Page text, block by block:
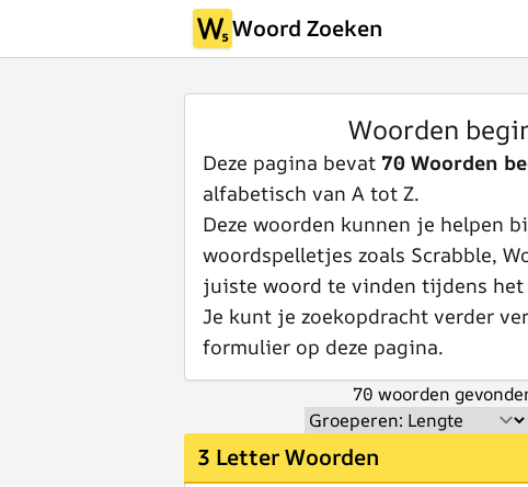
Woord Zoeken
Woorden
Deze pagina bevat 70 Woorden
alfabetisch van A tot Z.
Deze woorden kunnen je helpen
woordspelletjes zoals Scrabble,
juiste woord te vinden tijdens
Je kunt je zoekopdracht verder
formulier op deze pagina.
70 woorden
3 Letter Woorden